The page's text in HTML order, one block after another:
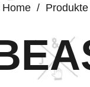
Home /